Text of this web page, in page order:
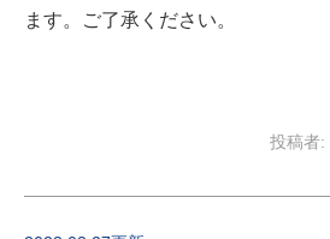
ます。ご了承ください。
投稿者: